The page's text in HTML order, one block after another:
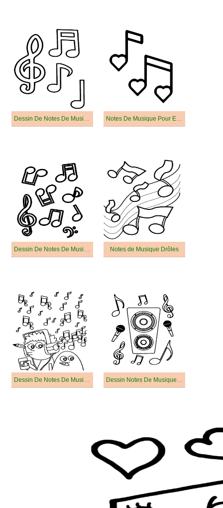
Dessin De Notes De Musique Imprimable Notes De Musique Pour Enfants
Dessin De Notes De Musique Basique Notes de Musique Drôles
Dessin De Notes De Musique Simple Dessin Notes De Musique Pour Les Enfants